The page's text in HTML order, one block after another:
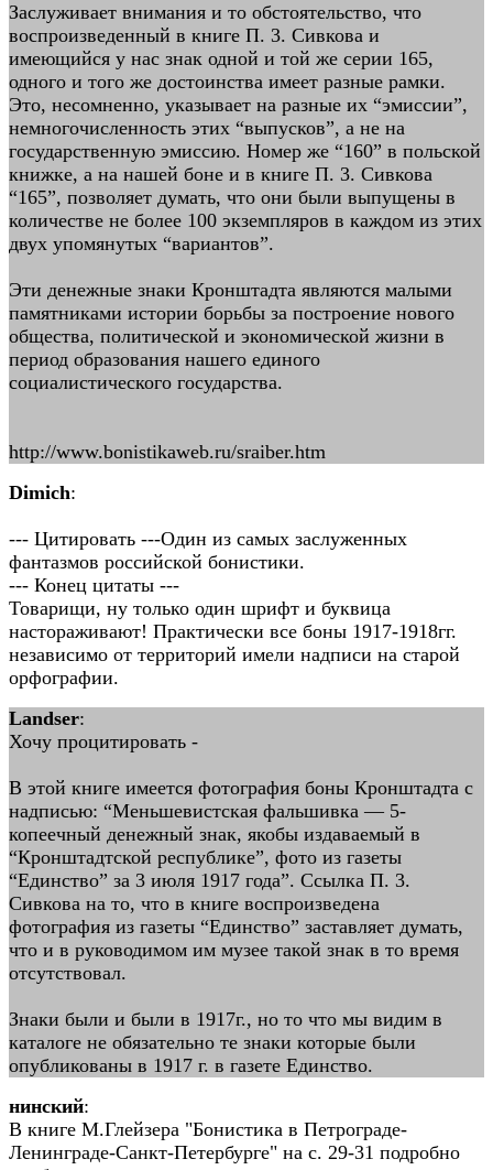
Заслуживает внимания и то обстоятельство, что
воспроизведенный в книге П. 3. Сивкова и
имеющийся у нас знак одной и той же серии 165,
одного и того же достоинства имеет разные рамки.
Это, несомненно, указывает на разные их “эмиссии”,
немногочисленность этих “выпусков”, а не на
государственную эмиссию. Номер же “160” в польской
книжке, а на нашей боне и в книге П. 3. Сивкова
“165”, позволяет думать, что они были выпущены в
количестве не более 100 экземпляров в каждом из этих
двух упомянутых “вариантов”.
Эти денежные знаки Кронштадта являются малыми
памятниками истории борьбы за построение нового
общества, политической и экономической жизни в
период образования нашего единого
социалистического государства.
http://www.bonistikaweb.ru/sraiber.htm
Dimich:
--- Цитировать ---Один из самых заcлуженных
фантазмов российской бонистики.
--- Конец цитаты ---
Товарищи, ну только один шрифт и буквица
настораживают! Практически все боны 1917-1918гг.
независимо от территорий имели надписи на старой
орфографии.
Landser:
Хочу процитировать -
В этой книге имеется фотография боны Кронштадта с
надписью: “Меньшевистская фальшивка — 5-
копеечный денежный знак, якобы издаваемый в
“Кронштадтской республике”, фото из газеты
“Единство” за 3 июля 1917 года”. Ссылка П. 3.
Сивкова на то, что в книге воспроизведена
фотография из газеты “Единство” заставляет думать,
что и в руководимом им музее такой знак в то время
отсутствовал.
Знаки были и были в 1917г., но то что мы видим в
каталоге не обязательно те знаки которые были
опубликованы в 1917 г. в газете Единство.
нинский:
В книге М.Глейзера "Бонистика в Петрограде-
Ленинграде-Санкт-Петербурге" на с. 29-31 подробно